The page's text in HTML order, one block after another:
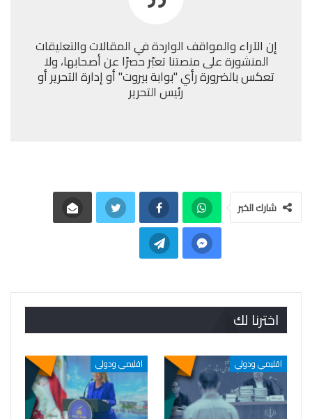
إن الآراء والمواقف الواردة في المقالات والتعليقات
المنشورة على منصتنا تعبّر حصرًا عن أصحابها، ولا
تعكس بالضرورة رأي "بوابة بيروت" أو إدارة التحرير أو
رئيس التحرير
شارك الخبر
اخترنا لك
اقليمي ودولي اقليمي ودولي